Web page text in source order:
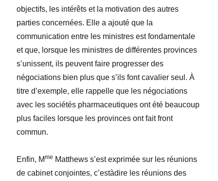
objectifs, les intérêts et la motivation des autres
parties concernées. Elle a ajouté que la
communication entre les ministres est fondamentale
et que, lorsque les ministres de différentes provinces
s’unissent, ils peuvent faire progresser des
négociations bien plus que s’ils font cavalier seul. À
titre d’exemple, elle rappelle que les négociations
avec les sociétés pharmaceutiques ont été beaucoup
plus faciles lorsque les provinces ont fait front
commun.
Enfin, Mme Matthews s’est exprimée sur les réunions
de cabinet conjointes, c’estàdire les réunions des